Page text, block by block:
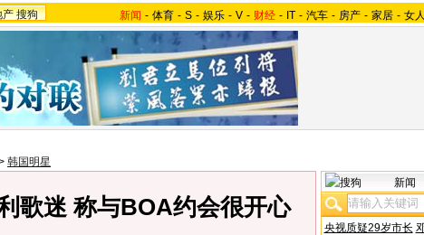
产 搜狗 新闻 - 体育 - S - 娱乐 - V - 财经 - IT - 汽车 - 房产 - 家居 - 女人
韩国明星
歌迷 称与BOA约会很开心
新闻
央视质疑29岁市长